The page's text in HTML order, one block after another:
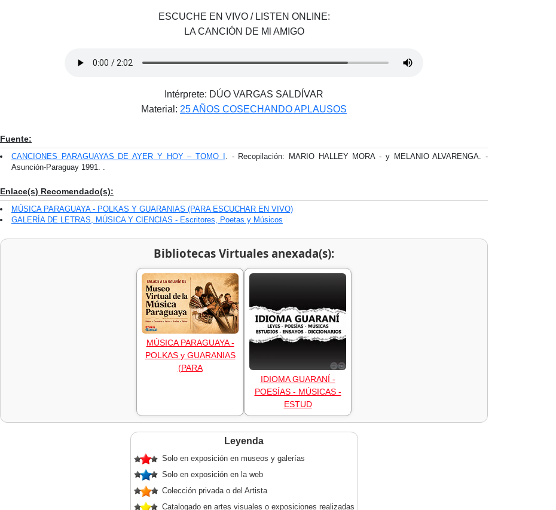
ESCUCHE EN VIVO / LISTEN ONLINE:
LA CANCIÓN DE Ml AMIGO
Intérprete: DÚO VARGAS SALDÍVAR
Material: 25 AÑOS COSECHANDO APLAUSOS
Fuente:
CANCIONES PARAGUAYAS DE AYER Y HOY – TOMO I
. - Recopilación: MARIO HALLEY MORA - y MELANIO ALVARENGA. -
Asunción-Paraguay 1991. .
Enlace(s) Recomendado(s):
MÚSICA PARAGUAYA - POLKAS Y GUARANIAS (PARA ESCUCHAR EN VIVO)
GALERÍA DE LETRAS, MÚSICA Y CIENCIAS - Escritores, Poetas y Músicos
Bibliotecas Virtuales anexada(s):
MÚSICA PARAGUAYA -
POLKAS y GUARANIAS
(PARA
IDIOMA GUARANÍ -
POESÍAS - MÚSICAS -
ESTUD
Leyenda
Solo en exposición en museos y galerías
Solo en exposición en la web
Colección privada o del Artista
Catalogado en artes visuales o exposiciones realizadas